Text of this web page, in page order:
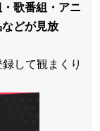
歌番組・アニ
どが見放
録して観まくり